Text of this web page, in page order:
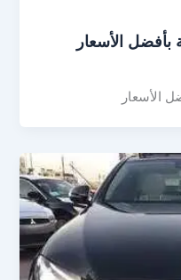
الأسعار
الأسعار